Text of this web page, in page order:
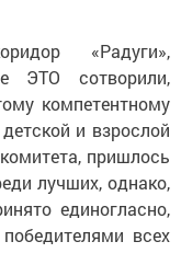
«Радуги»,
ЭТО сотворили,
компетентному
и взрослой
пришлось
лучших, однако,
единогласно,
всех